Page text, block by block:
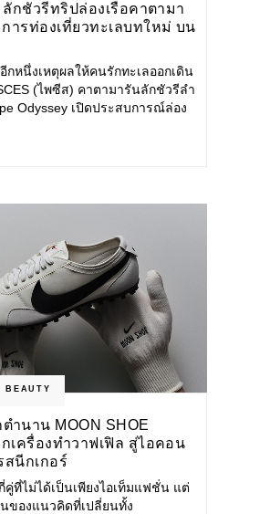
ลักชัวรีทริปล่องเรือคาตามา
ารท่องเที่ยวทะเลบทใหม่ บน
กหนึ่งเหตุผลให้คนรักทะเลออกเดิน
(ไพซีส) คาตามารันลักชัวรีลำ
Odyssey เปิดประสบการณ์ล่อง
มสะดวกสบายแบบโรงแรมระดับ
BEAUTY
ำนาน MOON SHOE
กเครื่องทำวาฟเฟิล สู่ไอคอน
สนีกเกอร์
คู่ที่ไม่ได้เป็นเพียงไอเท็มแฟชั่น แต่
ของแนวคิดที่เปลี่ยนทั้ง